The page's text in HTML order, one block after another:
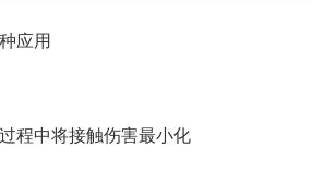
应用
程中将接触伤害最小化